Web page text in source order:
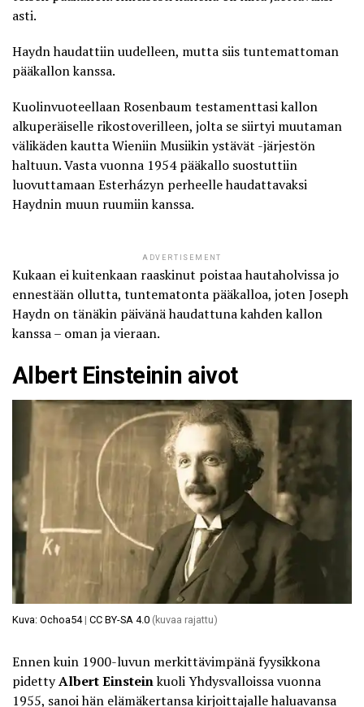
asti.
Haydn haudattiin uudelleen, mutta siis tuntemattoman
pääkallon kanssa.
Kuolinvuoteellaan Rosenbaum testamenttasi kallon
alkuperäiselle rikostoverilleen, jolta se siirtyi muutaman
välikäden kautta Wieniin Musiikin ystävät -järjestön
haltuun. Vasta vuonna 1954 pääkallo suostuttiin
luovuttamaan Esterházyn perheelle haudattavaksi
Haydnin muun ruumiin kanssa.
ADVERTISEMENT
Kukaan ei kuitenkaan raaskinut poistaa hautaholvissa jo
ennestään ollutta, tuntematonta pääkalloa, joten Joseph
Haydn on tänäkin päivänähaudattuna kahden kallon
kanssa– oman ja vieraan.
Albert Einsteinin aivot
Kuva: Ochoa54| CC BY-SA 4.0 (kuvaa rajattu)
Ennen kuin 1900-luvun merkittävimpänä fyysikkona
pidettyAlbert Einsteinkuoli Yhdysvalloissa vuonna
1955, sanoi hän elämäkertansa kirjoittajalle haluavansa